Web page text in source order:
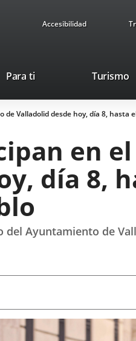
Accesibilidad
Para ti Turismo
a
Valladolid desde hoy, día 8, hasta
en
día 8,
del Ayuntamiento de